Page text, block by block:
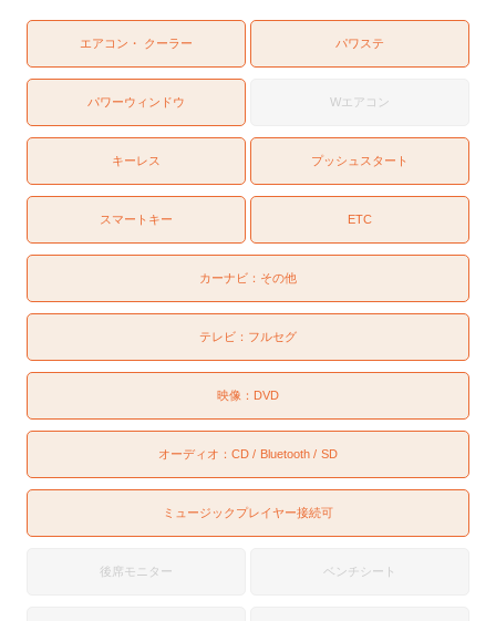
エアコン・ クーラー パワステ
パワーウィンドウ Wエアコン
キーレス プッシュスタート
スマートキー ETC
カーナビ： その他
テレビ： フルセグ
映像： DVD
オーディオ： CD Bluetooth SD
ミュージックプレイヤー接続可
後席モニター ベンチシート